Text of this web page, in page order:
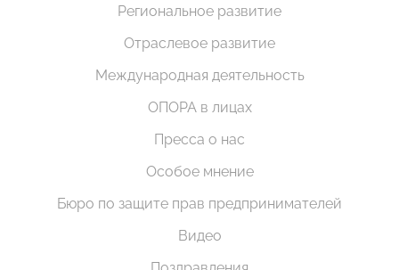
Региональное развитие
Отраслевое развитие
Международная деятельность
ОПОРА в лицах
Пресса о нас
Особое мнение
Бюро по защите прав предпринимателей
Видео